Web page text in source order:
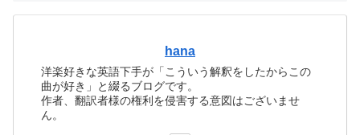
hana
洋楽好きな英語下手が「こういう解釈をしたからこの
曲が好き」と綴るブログです。
作者、翻訳者様の権利を侵害する意図はございませ
ん。